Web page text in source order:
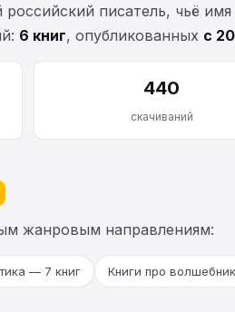
писатель, чьё
6 книг, опубликованных с
440
скачиваний
жанровым направлениям:
— 7 книг Книги про